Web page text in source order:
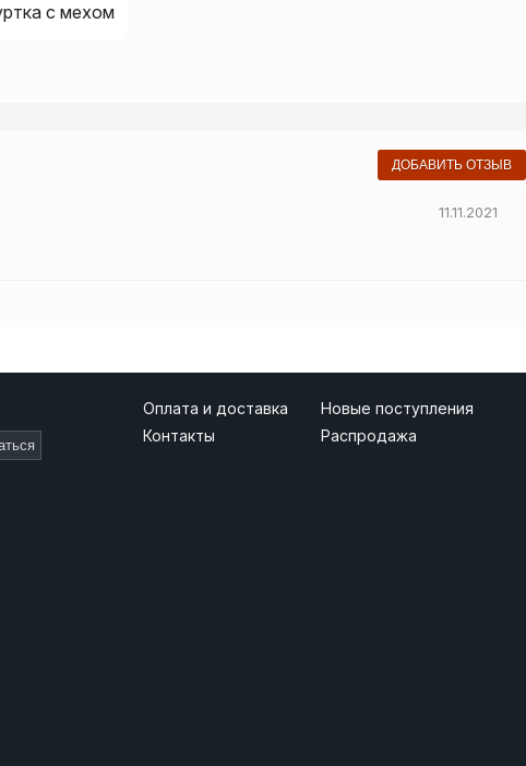
с мехом
ДОБАВИТЬ ОТЗЫВ
11.11.2021
Оплата и доставка
Контакты
Новые поступления
Распродажа